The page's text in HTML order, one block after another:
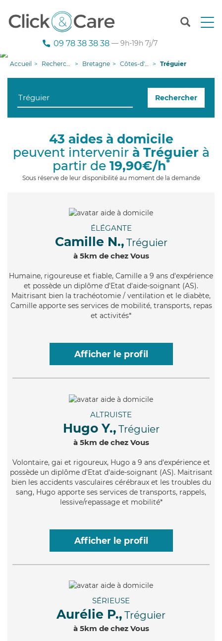
T
n
g
i
09 78 38 38 38 — 9h-19h 7j/7
Accueil Recherche aide à domicile Bretagne Côtes-d'armor Tréguier
Rechercher
43 aides à domicile
peuvent intervenir à Tréguierà
partir de 19,90€/h*
Sous réserve de leur disponibilité au moment de la demande
ÉLÉGANTE
Camille N., Tréguier
à 5km de chez Vous
Humaine, rigoureuse et fiable, Camille a 9 ans d'expérience
et possède un diplôme d'Etat d'aide-soignant (AS).
Maitrisant bien la trachéotomie / ventilation et le diabète,
Camille apporte ses services de mobilité, transports, repas
et activités*
Afficher le profil
ALTRUISTE
Hugo Y., Tréguier
à 5km de chez Vous
Volontaire, gai et rigoureux, Hugo a 9 ans d'expérience et
possède un diplôme d'Etat d'aide-soignant (AS). Maitrisant
bien les accidents vasculaires cérébraux et les troubles du
sang, Hugo apporte ses services de transports, rappels,
lessive/repassage et mobilité*
Afficher le profil
SÉRIEUSE
Aurélie P., Tréguier
à 5km de chez Vous